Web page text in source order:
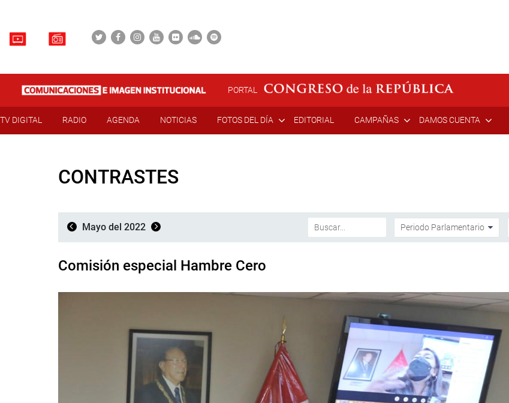
PORTAL
TV DIGITAL RADIO AGENDA NOTICIAS FOTOS DEL DÍA EDITORIAL CAMPAÑAS DAMOS CUENTA
CONTRASTES
Mayo del 2022
Comisión especial Hambre Cero